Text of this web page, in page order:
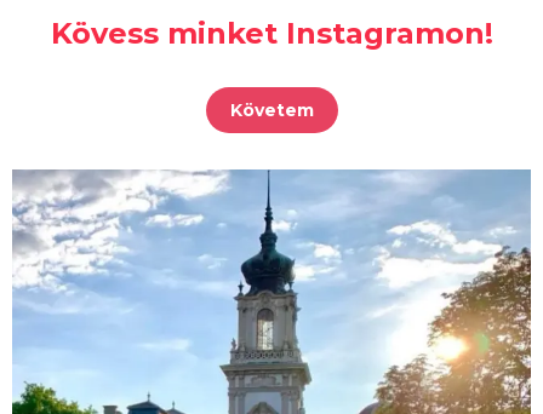
Kövess minket Instagramon!
Követem